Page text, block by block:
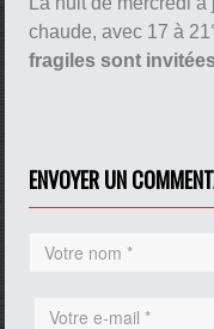
chaude, avec 17 à
fragiles sont
ENVOYER UN